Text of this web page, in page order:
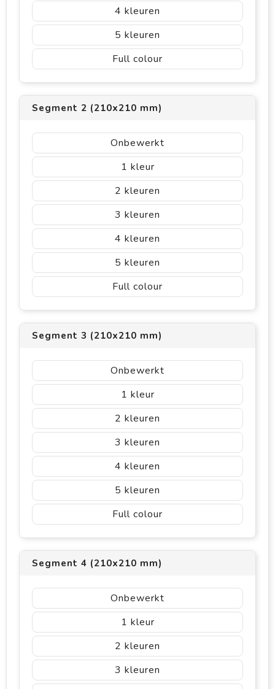
4
5
Full colour
Segment 2 (210x210 mm)
Onbewerkt
1
2
3
4
5
Full colour
Segment 3 (210x210 mm)
Onbewerkt
1
2
3
4
5
Full colour
Segment 4 (210x210 mm)
Onbewerkt
1
2
3